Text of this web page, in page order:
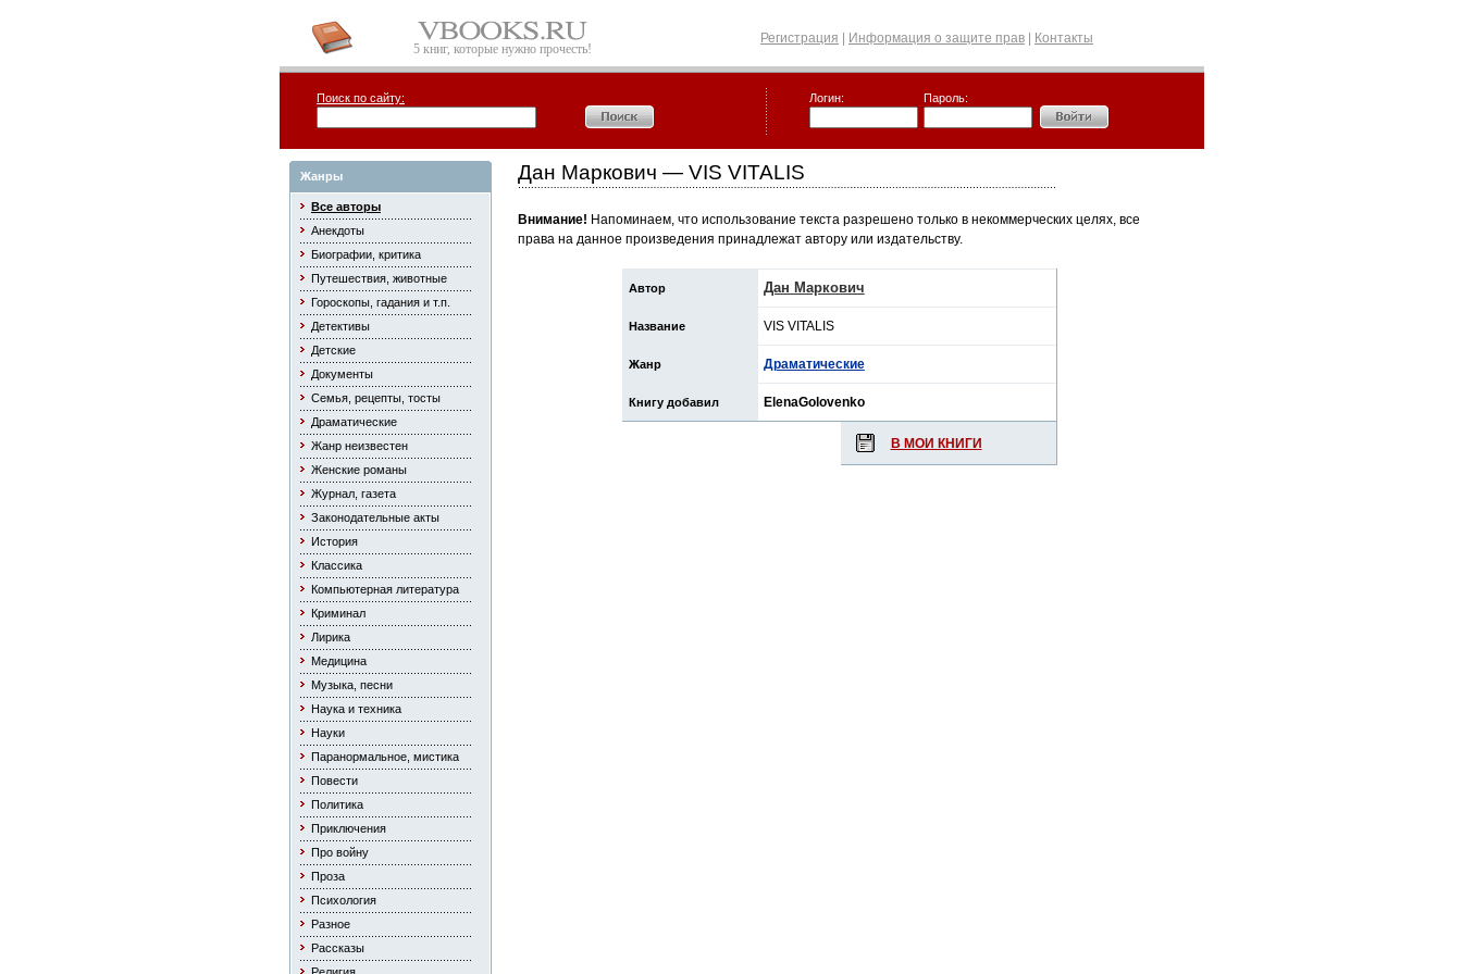
5 книг, которые нужно прочесть!
Регистрация Информация о защите прав Контакты
Поиск по сайту: Логин: Пароль:
Жанры
Все авторы
Анекдоты
Биографии, критика
Путешествия, животные
Гороскопы, гадания и т.п.
Детективы
Детские
Документы
Семья, рецепты, тосты
Драматические
Жанр неизвестен
Женские романы
Журнал, газета
Законодательные акты
История
Классика
Компьютерная литература
Криминал
Лирика
Медицина
Музыка, песни
Наука и техника
Науки
Паранормальное, мистика
Повести
Политика
Приключения
Про войну
Проза
Психология
Разное
Рассказы
Дан Маркович — VIS VITALIS
Внимание! Напоминаем, что использование текста разрешено только в некоммерческих целях, все
права на данное произведения принадлежат автору или издательству.
Автор Дан Маркович
Название VIS VITALIS
Жанр Драматические
Книгу добавил ElenaGolovenko
В МОИ КНИГИ